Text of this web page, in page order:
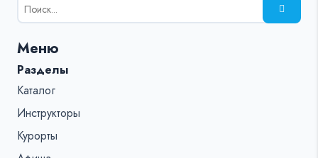
поиска
%s:
Меню
Разделы
Каталог
Инструкторы
Курорты